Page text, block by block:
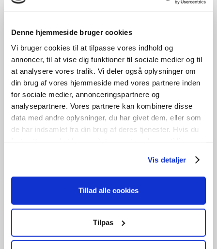
Denne hjemmeside bruger cookies
Vi bruger cookies til at tilpasse vores indhold og
annoncer, til at vise dig funktioner til sociale medier og til
at analysere vores trafik. Vi deler også oplysninger om
din brug af vores hjemmeside med vores partnere inden
for sociale medier, annonceringspartnere og
analysepartnere. Vores partnere kan kombinere disse
data med andre oplysninger, du har givet dem, eller som
de har indsamlet fra din brug af deres tjenester. Hvis du
Vis detaljer
Tillad alle cookies
Tilpas
UBRUGT
Vinduesparti – Mrk. KPK
kr. 4.200,00
Tilføj til kurv
/H219cm /L258cm 1stk. på lager
kr.850,00
Tilføj til kurv